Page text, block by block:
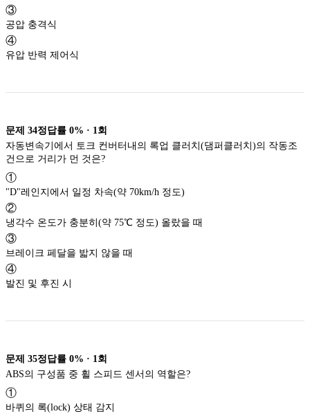
③
공압 충격식
④
유압 반력 제어식
문제 34정답률 0% · 1 회
자동변속기에서 토크 컨버터내의 록업 클러치(댐퍼클러치)의 작동조
①
"D"레인지에서 일정 차속(약 70km/h 정도)
②
냉각수 온도가 충분히(약 75℃ 정도) 올랐을 때
③
브레이크 페달을 밟지 않을 때
④
발진 및 후진 시
문제 35정답률 0% · 1 회
①
바퀴의 록(lock) 상태 감지